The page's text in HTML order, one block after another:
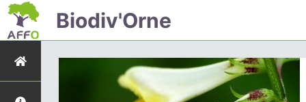
Biodiv'Orne